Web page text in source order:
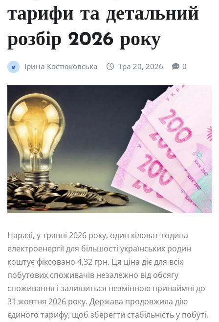
тарифи та детальний
розбір 2026 року
Ірина Костюковська Тра 20, 2026 0
Наразі, у травні 2026 року, один кіловат-година
електроенергії для більшості українських родин
коштує фіксовано 4,32 грн. Ця ціна діє для всіх
побутових споживачів незалежно від обсягу
споживання і залишиться незмінною принаймні до
31 жовтня 2026 року. Держава продовжила дію
єдиного тарифу, щоб зберегти стабільність у побуті,